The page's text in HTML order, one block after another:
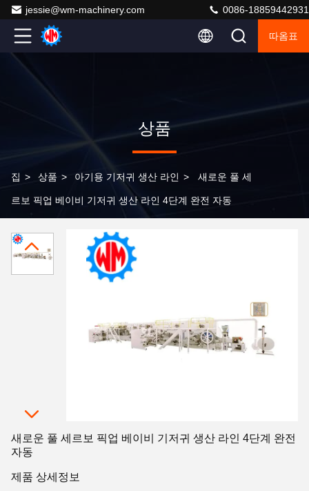
jessie@wm-machinery.com 0086-18859442931
따옴표
상품
집 > 상품 > 아기용 기저귀 생산 라인 > 새로운 풀 세
르보 픽업 베이비 기저귀 생산 라인 4단계 완전 자동
새로운 풀 세르보 픽업 베이비 기저귀 생산 라인 4단계 완전
자동
제품 상세정보